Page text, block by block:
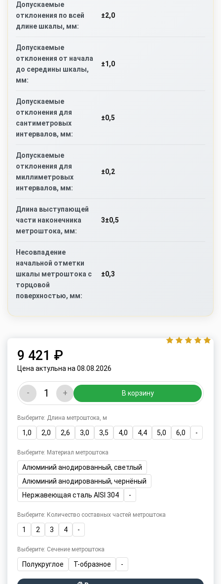
Допускаемые
отклонения по всей
длине шкалы, мм:
±2,0
Допускаемые
отклонения от начала
до середины шкалы,
мм:
±1,0
Допускаемые
отклонения для
сантиметровых
интервалов, мм:
±0,5
Допускаемые
отклонения для
миллиметровых
интервалов, мм:
±0,2
Длина выступающей
части наконечника
метроштока, мм:
3±0,5
Несовпадение
начальной отметки
шкалы метроштока с
торцовой
поверхностью, мм:
±0,3
9 421 ₽
Цена актульна на 08.08.2026
- + В корзину
Выберите: Длина метроштока, м
1,0 2,0 2,6 3,0 3,5 4,0 4,4 5,0 6,0 -
Выберите: Материал метроштока
Алюминий анодированный, светлый
Алюминий анодированный, чернёный
Нержавеющая сталь AISI 304
-
Выберите: Количество составных частей метроштока
1 2 3 4 -
Выберите: Сечение метроштока
Полукруглое Т-образное -